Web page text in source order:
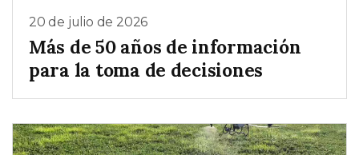
20 de julio de 2026
Más de 50 años de información
para la toma de decisiones